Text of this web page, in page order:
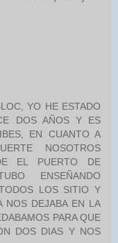
YO HE ESTADO
DOS AÑOS Y ES
EN CUANTO A
NOSOTROS
EL PUERTO DE
ENSEÑANDO
LOS SITIO Y
NOS DEJABA EN LA
PARA QUE
DOS DIAS Y NOS